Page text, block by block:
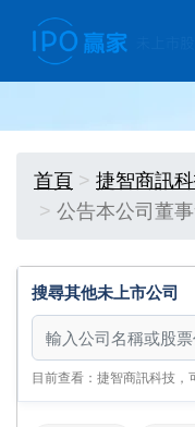
首頁 捷智商訊
公告本公司董
搜尋其他未上市公司
搜尋其他未上市公司
目前查看：捷智商訊科技